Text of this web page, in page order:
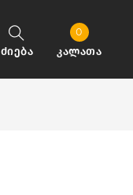
0
კალათა
ძიება